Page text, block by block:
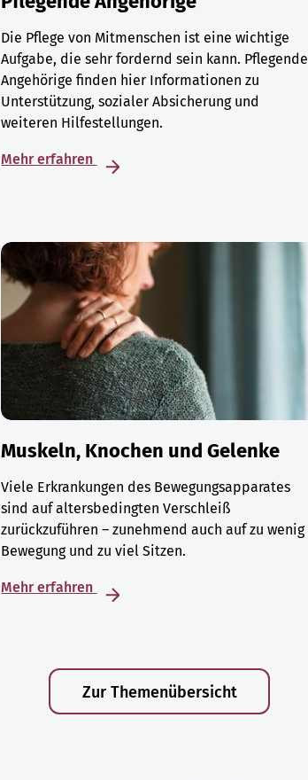
Die Pflege von Mitmenschen ist eine wichtige
Aufgabe, die sehr fordernd sein kann. Pflegende
Angehörige finden hier Informationen zu
Unterstützung, sozialer Absicherung und
weiteren Hilfestellungen.
Mehr erfahren
Muskeln, Knochen und Gelenke
Viele Erkrankungen des Bewegungsapparates
sind auf altersbedingten Verschleiß
zurückzuführen – zunehmend auch auf zu wenig
Bewegung und zu viel Sitzen.
Mehr erfahren
Zur Themenübersicht